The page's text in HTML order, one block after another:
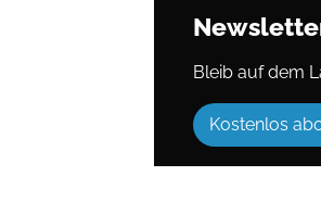
Bleib auf dem
Kostenlos